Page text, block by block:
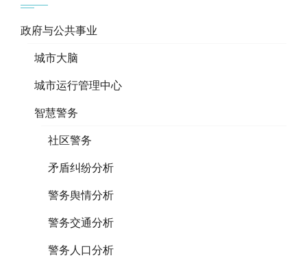
政府与公共事业
城市大脑
城市运行管理中心
智慧警务
社区警务
矛盾纠纷分析
警务舆情分析
警务交通分析
警务人口分析